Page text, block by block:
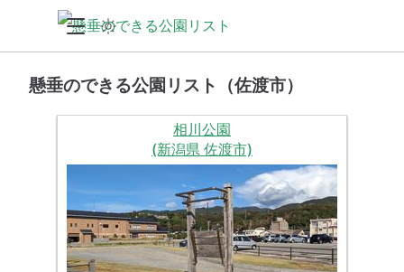
懸垂のできる公園リスト（佐渡市）
相川公園
(新潟県 佐渡市)